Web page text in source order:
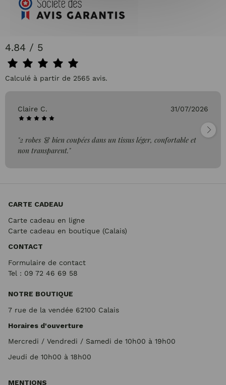
4.84 / 5
Calculé à partir de 2565 avis.
Claire C. 31/07/2026
"2 robes 👗 bien coupées dans un tissus léger, confortable et
non transparent."
CARTE CADEAU
Carte cadeau en ligne
Carte cadeau en boutique (Calais)
CONTACT
Formulaire de contact
Tel : 09 72 46 69 58
NOTRE BOUTIQUE
7 rue de la vendée 62100 Calais
Horaires d'ouverture
Mercredi / Vendredi / Samedi de 10h00 à 19h00
Jeudi de 10h00 à 18h00
MENTIONS